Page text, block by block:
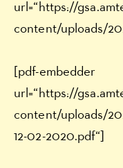
url=“https://
content/uploads/
[pdf-embedder
url=“https://
content/uploads/
12-02-2020.pdf“]